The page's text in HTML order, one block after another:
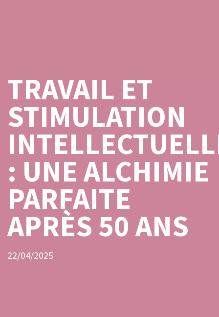
TRAVAIL ET
STIMULATION
: UNE ALCHIMIE
PARFAITE
APRÈS 50 ANS
22/04/2025